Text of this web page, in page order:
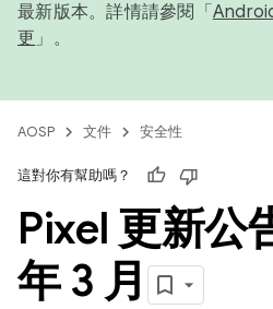
最新版本。詳情請參閱「
更 」。
AOSP 文件 安全性
這對你有幫助嗎？
Pixel 更新公
年 3 月